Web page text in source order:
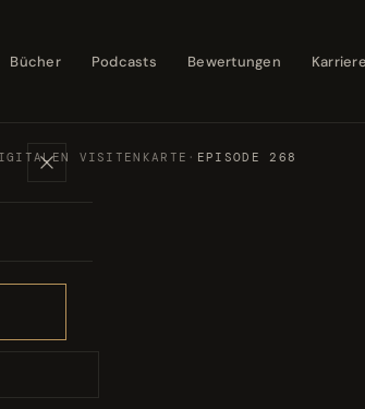
Bücher Podcasts Bewertungen Karriere
VISITENKARTE · EPISODE 268